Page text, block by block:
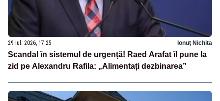
29 iul. 2026, 17:25 Ionuț Nichita
Scandal în sistemul de urgență! Raed Arafat îl pune la
zid pe Alexandru Rafila: „Alimentați dezbinarea”